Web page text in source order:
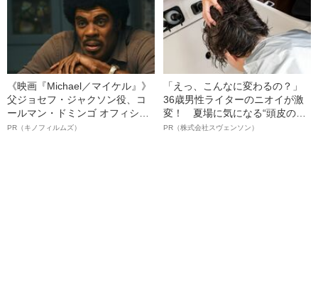
《映画『Michael／マイケル』》
父ジョセフ・ジャクソン役、コ
ールマン・ドミンゴ オフィシャ
ルインタビュー“観客を魅了した
PR（キノフィルムズ）
「えっ、こんなに変わるの？」
36歳男性ライターのニオイが激
変！ 夏場に気になる“頭皮のニ
オイ”や“ベタつき”を解消す
PR（株式会社スヴェンソン）